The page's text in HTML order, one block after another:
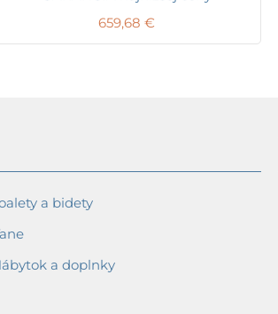
659,68 €
a bidety
a doplnky